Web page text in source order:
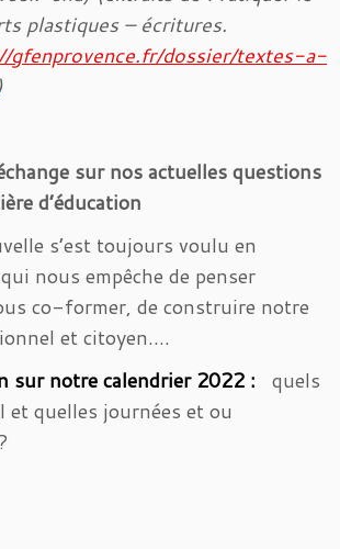
plastiques – écritures.
gfenprovence.fr/dossier/textes-a-
sur nos actuelles questions
d’éducation
s’est toujours voulu en
nous empêche de penser
co-former, de construire notre
et citoyen….
sur notre calendrier 2022 :
quels
et quelles journées et ou